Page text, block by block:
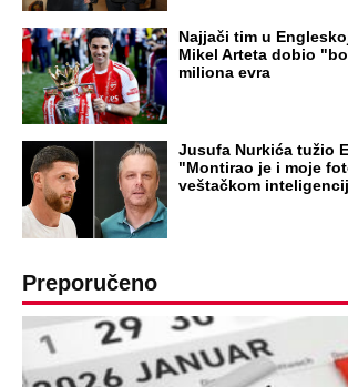
OD NAVODNOG HEROJA DO BRUTALNOG UBICE
GENERAL IVAN STRELJAO
HRVATI GA SLAVILI KAO
UBIJAO!